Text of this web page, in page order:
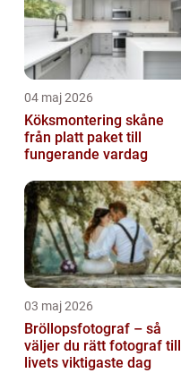
04 maj 2026
Köksmontering skåne
från platt paket till
fungerande vardag
03 maj 2026
Bröllopsfotograf – så
väljer du rätt fotograf till
livets viktigaste dag